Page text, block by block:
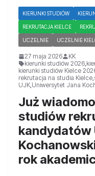
KIERUNKI STUDIÓW
REKRUTACJA KIELCE
UCZELNIE UCZELNIE
27 maja 2026
KK
kierunki studiów 2026,
kierunki studiów Kielce
rekrutacja na studia Kielce,
UJK,Uniwersytet Jana
Już
studiów
kandydatów
rok